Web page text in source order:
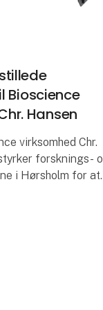
Bioscience
Hansen
virksomhed Chr.
forsknings-
i Hørsholm for at